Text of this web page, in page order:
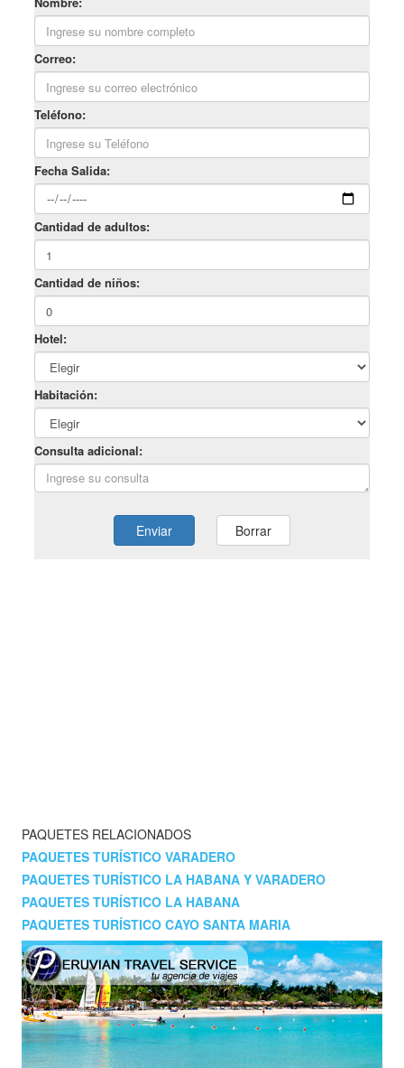
PAQUETES RELACIONADOS
PAQUETES TURÍSTICO VARADERO
PAQUETES TURÍSTICO LA HABANA Y VARADERO
PAQUETES TURÍSTICO LA HABANA
PAQUETES TURÍSTICO CAYO SANTA MARIA